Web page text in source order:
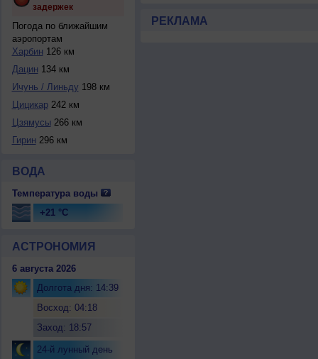
задержек
Погода по ближайшим
аэропортам
Харбин 126 км
Дацин 134 км
Ичунь / Линьду 198 км
Цицикар242 км
Цзямусы266 км
Гирин 296 км
ВОДА
Температура воды
+21 °C
АСТРОНОМИЯ
6 августа 2026
Долгота дня: 14:39
Восход: 04:18
Заход: 18:57
24-й лунный день
РЕКЛАМА